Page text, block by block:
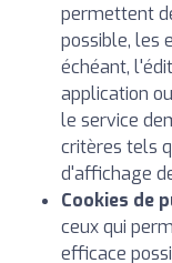
permettent
possible, les
échéant,
application
le service
critères tels
d'affichage
Cookies de
ceux qui
efficace